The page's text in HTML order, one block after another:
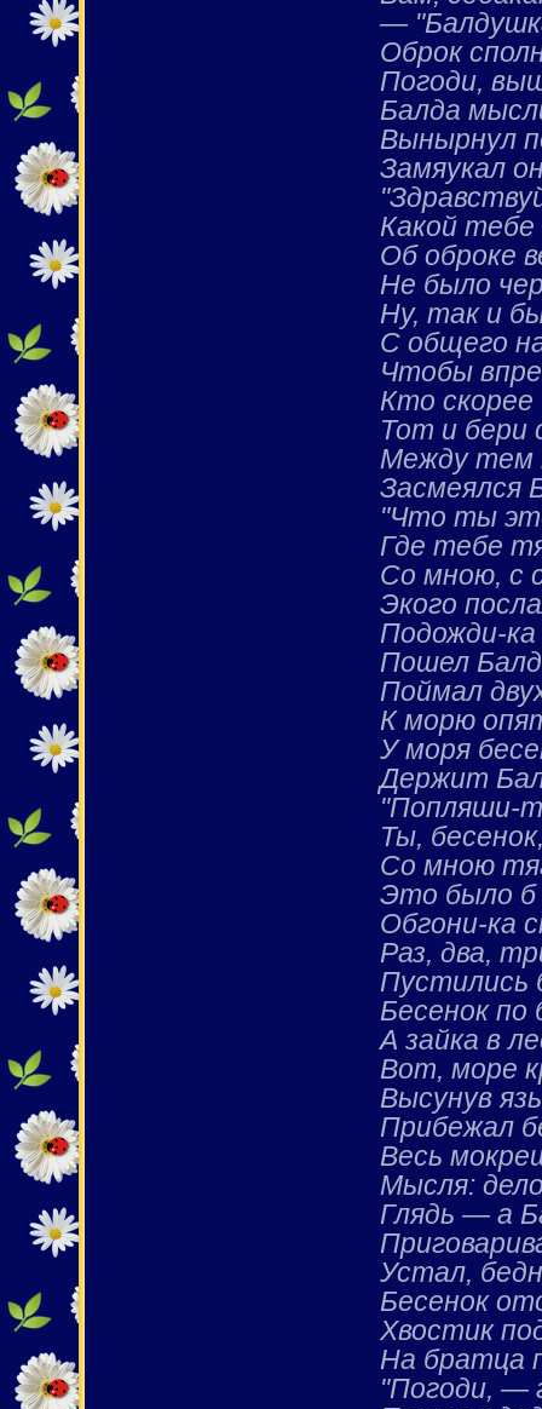
—
Оброк
Погоди,
Балда
Вынырнул
Замяукал
Какой тебе
Об оброке
Не было
Ну, так и
С общего
Чтобы
Кто скорее
Тот и бери
Между тем
Засмеялся
"Что ты
Где тебе
Со мною, с
Экого
Подожди-
Пошел
Поймал
К морю
У моря
Держит
"Попляши-
Ты,
Со мною
Это было
Обгони-ка
Раз, два,
Пустились
Бесенок по
А зайка в
Вот, море
Высунув
Прибежал
Весь
Мысля:
Глядь — а
Устал,
Бесенок
Хвостик
На братца
"Погоди, —